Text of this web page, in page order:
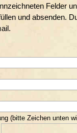
Felder
und absenden.
ein
ein
E-Mail-Adresse ein
(bitte Zeichen unten